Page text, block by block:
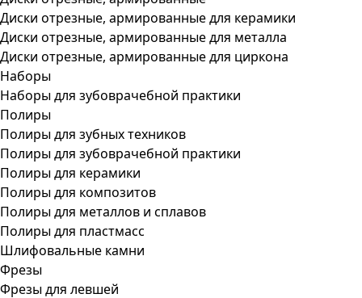
Диски отрезные, армированные для керамики
Диски отрезные, армированные для металла
Диски отрезные, армированные для циркона
Наборы
Наборы для зубоврачебной практики
Полиры
Полиры для зубных техников
Полиры для зубоврачебной практики
Полиры для керамики
Полиры для композитов
Полиры для металлов и сплавов
Полиры для пластмасс
Шлифовальные камни
Фрезы
Фрезы для левшей